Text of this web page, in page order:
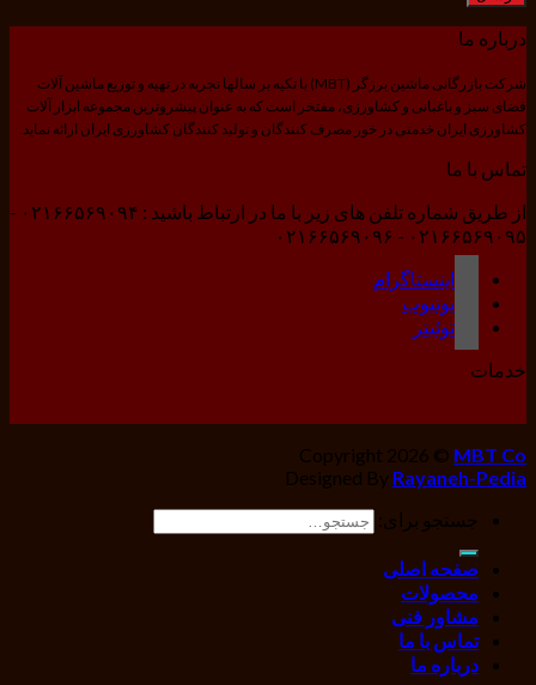
درباره ما
شرکت بازرگانی ماشین برزگر (MBT) با تکیه بر سالها تجربه در تهیه و توزیع ماشین آلات
فضای سبز و باغبانی و کشاورزی، مفتخر است که به عنوان پیشروترین مجموعه ابزار آلات
کشاورزی ایران خدمتی در خور مصرف کنندگان و تولید کنندگان کشاورزی ایران ارائه نماید.
تماس با ما
از طریق شماره تلفن های زیر با ما در ارتباط باشید : ۰۲۱۶۶۵۶۹۰۹۴ -
۰۲۱۶۶۵۶۹۰۹۵ - ۰۲۱۶۶۵۶۹۰۹۶
اینستاگرام
یوتیوب
توئیتر
خدمات
Copyright 2026 © MBT Co
Designed By Rayaneh-Pedia
جستجو برای:
صفحه اصلی
محصولات
مشاور فنی
تماس با ما
درباره ما